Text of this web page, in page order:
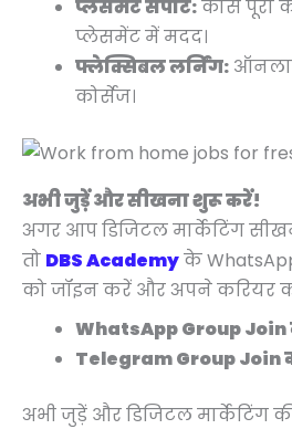
प्लेसमेंट सपोर्ट:कोर्स
प्लेसमेंट में मदद।
फ्लेक्सिबल लर्निंग:
कोर्सेज।
अभी जुड़ें और सीखना शुरू करें!
अगर आप डिजिटल मार्केटिंग
तो DBS Academyके
को जॉइन करें और अपने करियर
WhatsApp Group Join
Telegram Group Join
अभी जुड़ें और डिजिटल मार्केटिंग